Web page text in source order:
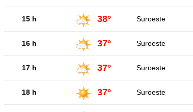
15 h 38° Suroeste
16 h 37° Suroeste
17 h 37° Suroeste
18 h 37° Suroeste